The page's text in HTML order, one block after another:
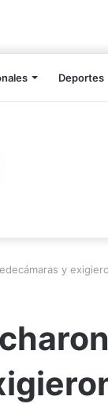
Deportes
y